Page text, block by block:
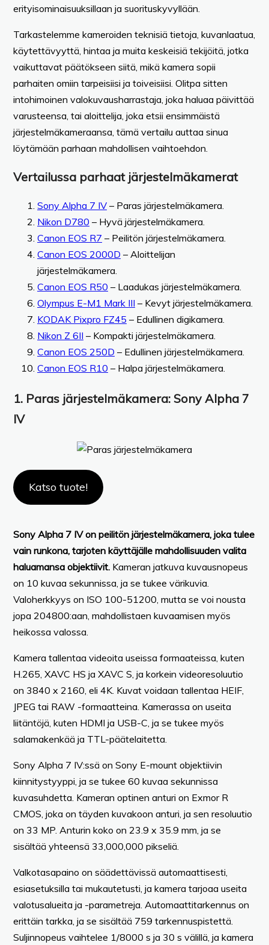
erityisominaisuuksillaan ja suorituskyvyllään.
Tarkastelemme kameroiden teknisiä tietoja, kuvanlaatua,
käytettävyyttä, hintaa ja muita keskeisiä tekijöitä, jotka
vaikuttavat päätökseen siitä, mikä kamera sopii
parhaiten omiin tarpeisiisi ja toiveisiisi. Olitpa sitten
intohimoinen valokuvausharrastaja, joka haluaa päivittää
varusteensa, tai aloittelija, joka etsii ensimmäistä
järjestelmäkameraansa, tämä vertailu auttaa sinua
löytämään parhaan mahdollisen vaihtoehdon.
Vertailussa parhaat järjestelmäkamerat
Sony Alpha 7 IV – Paras järjestelmäkamera.
Nikon D780 – Hyvä järjestelmäkamera.
Canon EOS R7 – Peilitön järjestelmäkamera.
Canon EOS 2000D – Aloittelijan
järjestelmäkamera.
Canon EOS R50 – Laadukas järjestelmäkamera.
Olympus E-M1 Mark III – Kevyt järjestelmäkamera.
KODAK Pixpro FZ45 – Edullinen digikamera.
Nikon Z 6II – Kompakti järjestelmäkamera.
Canon EOS 250D – Edullinen järjestelmäkamera.
Canon EOS R10 – Halpa järjestelmäkamera.
1. Paras järjestelmäkamera: Sony Alpha 7
IV
Katso tuote!
Sony Alpha 7 IV on peilitön järjestelmäkamera, joka tulee
vain runkona, tarjoten käyttäjälle mahdollisuuden valita
haluamansa objektiivit. Kameran jatkuva kuvausnopeus
on 10 kuvaa sekunnissa, ja se tukee värikuvia.
Valoherkkyys on ISO 100-51200, mutta se voi nousta
jopa 204800:aan, mahdollistaen kuvaamisen myös
heikossa valossa.
Kamera tallentaa videoita useissa formaateissa, kuten
H.265, XAVC HS ja XAVC S, ja korkein videoresoluutio
on 3840 x 2160, eli 4K. Kuvat voidaan tallentaa HEIF,
JPEG tai RAW -formaatteina. Kamerassa on useita
liitäntöjä, kuten HDMI ja USB-C, ja se tukee myös
salamakenkää ja TTL-päätelaitetta.
Sony Alpha 7 IV:ssä on Sony E-mount objektiivin
kiinnitystyyppi, ja se tukee 60 kuvaa sekunnissa
kuvasuhdetta. Kameran optinen anturi on Exmor R
CMOS, joka on täyden kuvakoon anturi, ja sen resoluutio
on 33 MP. Anturin koko on 23.9 x 35.9 mm, ja se
sisältää yhteensä 33,000,000 pikseliä.
Valkotasapaino on säädettävissä automaattisesti,
esiasetuksilla tai mukautetusti, ja kamera tarjoaa useita
valotusalueita ja -parametreja. Automaattitarkennus on
erittäin tarkka, ja se sisältää 759 tarkennuspistettä.
Suljinnopeus vaihtelee 1/8000 s ja 30 s välillä, ja kamera